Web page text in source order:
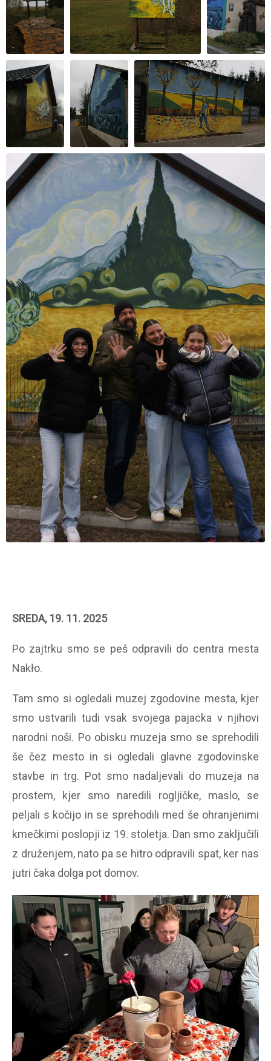
SREDA, 19. 11. 2025
Po zajtrku smo se peš odpravili do centra mesta
Nakło.
Tam smo si ogledali muzej zgodovine mesta, kjer
smo ustvarili tudi vsak svojega pajacka v njihovi
narodni noši. Po obisku muzeja smo se sprehodili
še čez mesto in si ogledali glavne zgodovinske
stavbe in trg. Pot smo nadaljevali do muzeja na
prostem, kjer smo naredili rogljičke, maslo, se
peljali s kočijo in se sprehodili med še ohranjenimi
kmečkimi poslopji iz 19. stoletja. Dan smo zaključili
z druženjem, nato pa se hitro odpravili spat, ker nas
jutri čaka dolga pot domov.